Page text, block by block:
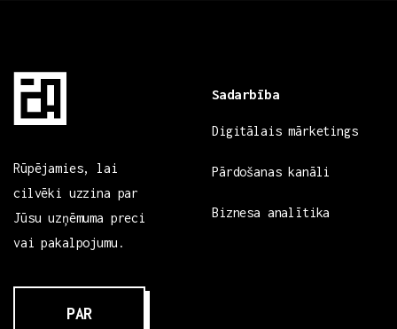
Rūpējamies, lai
cilvēki uzzina par
Jūsu uzņēmuma preci
vai pakalpojumu.
PAR
Sadarbība
Digitālais mārketings
Pārdošanas kanāli
Biznesa analītika